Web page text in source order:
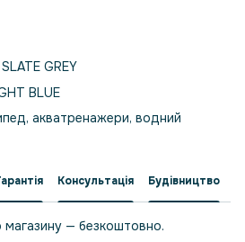
GREY
BLUE
акватренажери, водний
Консультація Будівництво
магазину — безкоштовно.